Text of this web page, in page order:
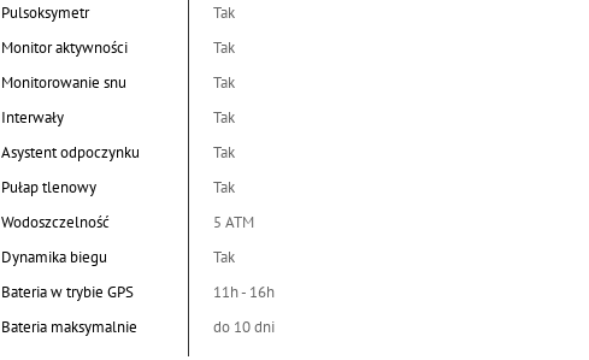
Pulsoksymetr
Tak
Monitor aktywności
Tak
Monitorowanie snu
Tak
Interwały
Tak
Asystent odpoczynku
Tak
Pułap tlenowy
Tak
Wodoszczelność
5 ATM
Dynamika biegu
Tak
Bateria w trybie GPS
11h - 16h
Bateria maksymalnie
do 10 dni